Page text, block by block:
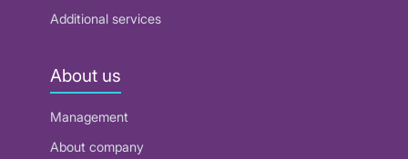
Additional services
About us
Management
About company